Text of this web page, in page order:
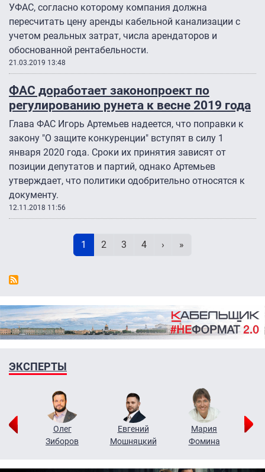
УФАС, согласно которому компания должна
пересчитать цену аренды кабельной канализации с
учетом реальных затрат, числа арендаторов и
обоснованной рентабельности.
21.03.2019 13:48
ФАС доработает законопроект по
регулированию рунета к весне 2019 года
Глава ФАС Игорь Артемьев надеется, что поправки к
закону "О защите конкуренции" вступят в силу 1
января 2020 года. Сроки их принятия зависят от
позиции депутатов и партий, однако Артемьев
утверждает, что политики одобрительно относятся к
документу.
12.11.2018 11:56
Текущая страница
1 Page
2 Page
3 Page
4 Следующая страница
› Последняя
»
ЭКСПЕРТЫ
Олег
Зиборов
Евгений
Мошняцкий
Мария
Фомина